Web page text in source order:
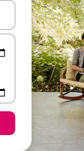
keuze met je de